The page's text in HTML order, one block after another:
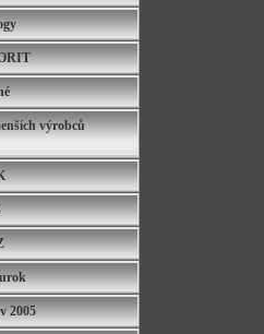
výrobců
2005